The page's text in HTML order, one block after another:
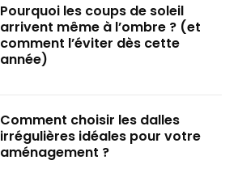
Pourquoi les coups de soleil
arrivent même à l’ombre ? (et
comment l’éviter dès cette
année)
Comment choisir les dalles
irrégulières idéales pour votre
aménagement ?